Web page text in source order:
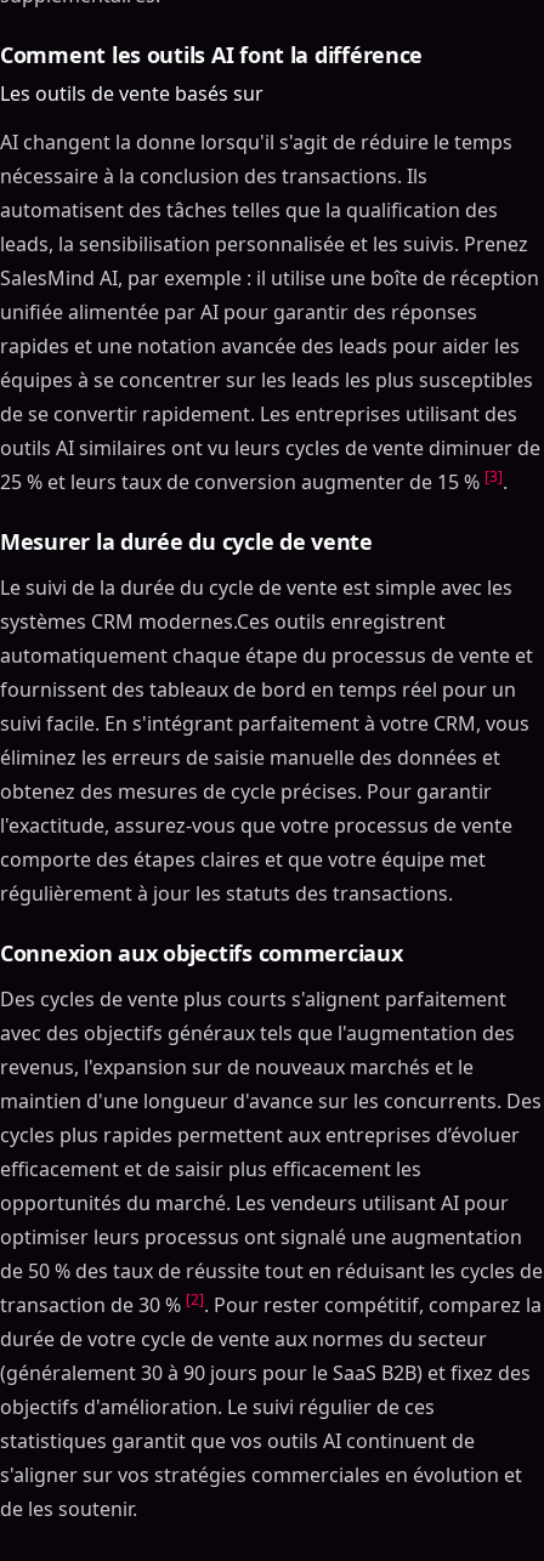
Comment les outils AI font la différence
Les outils de vente basés sur
AI changent la donne lorsqu'il s'agit de réduire le temps
nécessaire à la conclusion des transactions. Ils
automatisent des tâches telles que la qualification des
leads, la sensibilisation personnalisée et les suivis. Prenez
SalesMind AI, par exemple : il utilise une boîte de réception
unifiée alimentée par AI pour garantir des réponses
rapides et une notation avancée des leads pour aider les
équipes à se concentrer sur les leads les plus susceptibles
de se convertir rapidement. Les entreprises utilisant des
outils AI similaires ont vu leurs cycles de vente diminuer de
25 % et leurs taux de conversion augmenter de 15 % [3].
Mesurer la durée du cycle de vente
Le suivi de la durée du cycle de vente est simple avec les
systèmes CRM modernes.Ces outils enregistrent
automatiquement chaque étape du processus de vente et
fournissent des tableaux de bord en temps réel pour un
suivi facile. En s'intégrant parfaitement à votre CRM, vous
éliminez les erreurs de saisie manuelle des données et
obtenez des mesures de cycle précises. Pour garantir
l'exactitude, assurez-vous que votre processus de vente
comporte des étapes claires et que votre équipe met
régulièrement à jour les statuts des transactions.
Connexion aux objectifs commerciaux
Des cycles de vente plus courts s'alignent parfaitement
avec des objectifs généraux tels que l'augmentation des
revenus, l'expansion sur de nouveaux marchés et le
maintien d'une longueur d'avance sur les concurrents. Des
cycles plus rapides permettent aux entreprises d’évoluer
efficacement et de saisir plus efficacement les
opportunités du marché. Les vendeurs utilisant AI pour
optimiser leurs processus ont signalé une augmentation
de 50 % des taux de réussite tout en réduisant les cycles de
transaction de 30 % [2]. Pour rester compétitif, comparez la
durée de votre cycle de vente aux normes du secteur
(généralement 30 à 90 jours pour le SaaS B2B) et fixez des
objectifs d'amélioration. Le suivi régulier de ces
statistiques garantit que vos outils AI continuent de
s'aligner sur vos stratégies commerciales en évolution et
de les soutenir.